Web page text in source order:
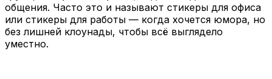
общения. Часто это и называют стикеры для офиса
или стикеры для работы — когда хочется юмора, но
без лишней клоунады, чтобы всё выглядело
уместно.